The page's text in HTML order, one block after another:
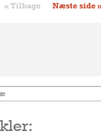
« Tilbage Næste side